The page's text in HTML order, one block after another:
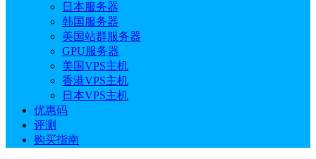
日本服务器
韩国服务器
美国站群服务器
GPU服务器
美国VPS主机
香港VPS主机
日本VPS主机
优惠码
评测
购买指南